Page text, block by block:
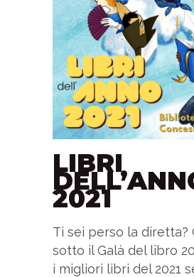
LIBRI
2021
Ti sei perso la diretta?
sotto il Galà del libro
i migliori libri del 2021